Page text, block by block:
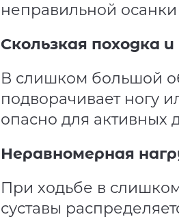
неправильной
Скользкая походка
В слишком большой
подворачивает ногу
опасно для активных
Неравномерная
При ходьбе в
суставы